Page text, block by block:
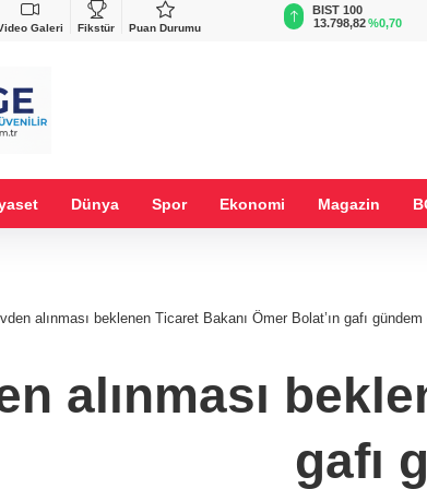
Galeri Fikstür Puan Durumu
GAU/TRY
6.540,38%0,74
BIST 100
13.798,82%0,70
Dünya Spor Ekonomi Magazin
alınması beklenen Ticaret Bakanı Ömer Bolat’ın gafı gündem
alınması
gafı